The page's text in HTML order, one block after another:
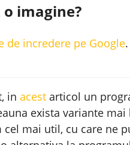
imagine?
de incredere pe Google.
in acest articol un
exista variante
mai util, cu care ne